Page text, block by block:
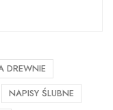
DREWNIE
NAPISY ŚLUBNE